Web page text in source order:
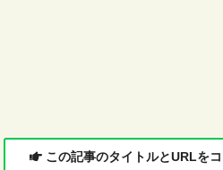
この記事のタイトルとURLを